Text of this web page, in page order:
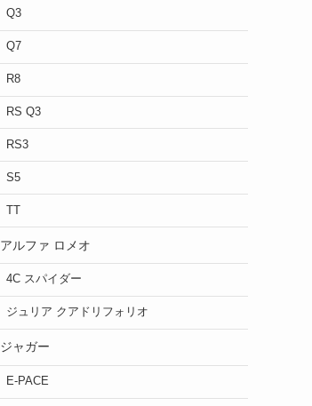
Q3
Q7
R8
RS Q3
RS3
S5
TT
アルファ ロメオ
4C スパイダー
ジュリア クアドリフォリオ
ジャガー
E-PACE